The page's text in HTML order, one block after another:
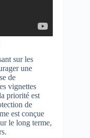
sur les
une
de
vignettes
priorité est
de
est conçue
le long terme,